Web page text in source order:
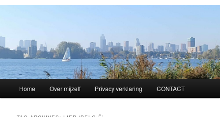
Skip
Skip
Home Over mijzelf Privacy verklaring CONTACT